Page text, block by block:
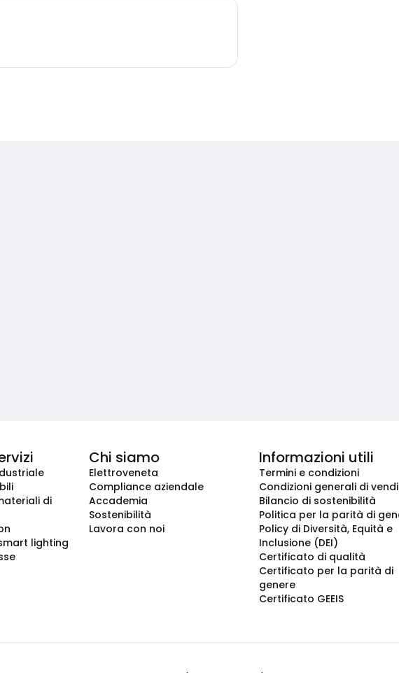
di
lighting
Chi siamo
Elettroveneta
Compliance aziendale
Accademia
Sostenibilità
Lavora con noi
Informazioni utili
Termini e condizioni
Condizioni generali di
Bilancio di sostenibilità
Politica per la parità di
Policy di Diversità, Equità e
Inclusione (DEI)
Certificato di qualità
Certificato per la parità di
genere
Certificato GEEIS